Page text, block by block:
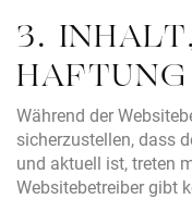
3.
HAFTUNG
Während der
sicherzustellen, dass
und aktuell ist, treten
Websitebetreiber gibt